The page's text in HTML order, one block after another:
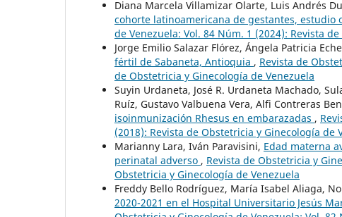
Diana Marcela Villamizar Olarte, Luis Andrés
cohorte latinoamericana de gestantes, estudio
de Venezuela: Vol. 84 Núm. 1 (2024): Revista
Jorge Emilio Salazar Flórez, Ángela Patricia
fértil de Sabaneta, Antioquia , Revista de
de Obstetricia y Ginecología de Venezuela
Suyin Urdaneta, José R. Urdaneta Machado,
Ruíz, Gustavo Valbuena Vera, Alfi Contreras
isoinmunización Rhesus en embarazadas ,
(2018): Revista de Obstetricia y Ginecología de
Marianny Lara, Iván Paravisini, Edad materna
perinatal adverso , Revista de Obstetricia y
Obstetricia y Ginecología de Venezuela
Freddy Bello Rodríguez, María Isabel Aliaga,
2020-2021 en el Hospital Universitario Jesús